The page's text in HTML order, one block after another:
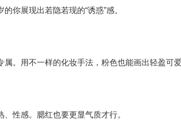
你展现出若隐若现的“诱惑”感。
。用不一样的化妆手法，粉色也能画出轻盈可爱
性感。腮红也要更显气质才行。